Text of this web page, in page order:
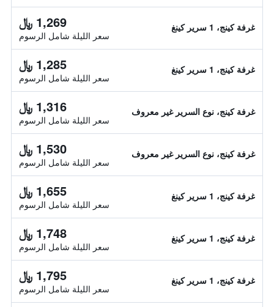
غرفة كينج، 1 سرير كينغ 1,269 ﷼
سعر الليلة شامل الرسوم
غرفة كينج، 1 سرير كينغ 1,285 ﷼
سعر الليلة شامل الرسوم
غرفة كينج، نوع السرير غير معروف 1,316 ﷼
سعر الليلة شامل الرسوم
غرفة كينج، نوع السرير غير معروف 1,530 ﷼
سعر الليلة شامل الرسوم
غرفة كينج، 1 سرير كينغ 1,655 ﷼
سعر الليلة شامل الرسوم
غرفة كينج، 1 سرير كينغ 1,748 ﷼
سعر الليلة شامل الرسوم
غرفة كينج، 1 سرير كينغ 1,795 ﷼
سعر الليلة شامل الرسوم